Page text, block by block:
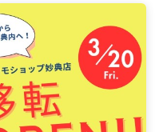
ッフ
#オープン
転勤なし
#土日休み
#未経験歓迎 #未経験OK